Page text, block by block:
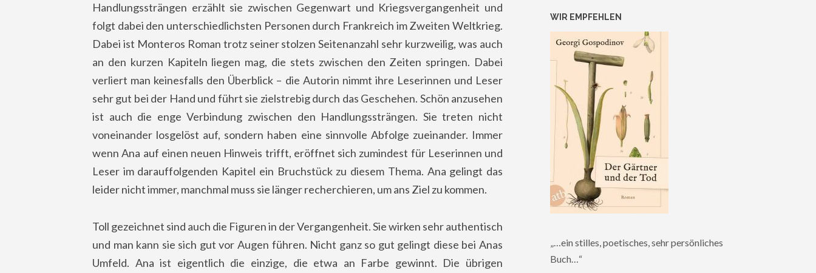
Handlungssträngen erzählt sie zwischen Gegenwart und Kriegsvergangenheit und
folgt dabei den unterschiedlichsten Personen durch Frankreich im Zweiten Weltkrieg.
Dabei ist Monteros Roman trotz seiner stolzen Seitenanzahl sehr kurzweilig, was auch
an den kurzen Kapiteln liegen mag, die stets zwischen den Zeiten springen. Dabei
verliert man keinesfalls den Überblick – die Autorin nimmt ihre Leserinnen und Leser
sehr gut bei der Hand und führt sie zielstrebig durch das Geschehen. Schön anzusehen
ist auch die enge Verbindung zwischen den Handlungssträngen. Sie treten nicht
voneinander losgelöst auf, sondern haben eine sinnvolle Abfolge zueinander. Immer
wenn Ana auf einen neuen Hinweis trifft, eröffnet sich zumindest für Leserinnen und
Leser im darauffolgenden Kapitel ein Bruchstück zu diesem Thema. Ana gelingt das
leider nicht immer, manchmal muss sie länger recherchieren, um ans Ziel zu kommen.
Toll gezeichnet sind auch die Figuren in der Vergangenheit. Sie wirken sehr authentisch
und man kann sie sich gut vor Augen führen. Nicht ganz so gut gelingt diese bei Anas
Umfeld. Ana ist eigentlich die einzige, die etwa an Farbe gewinnt. Die übrigen
WIR EMPFEHLEN
„…ein stilles, poetisches, sehr persönliches
Buch…“